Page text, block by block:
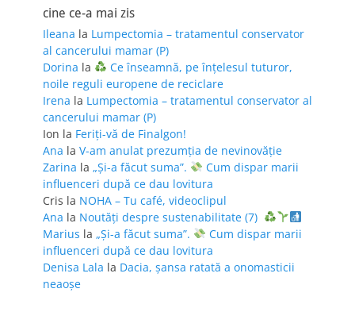
cine ce-a mai zis
Ileana la Lumpectomia – tratamentul conservator
al cancerului mamar (P)
Dorina la
Ce înseamnă, pe înțelesul tuturor,
noile reguli europene de reciclare
Irena la Lumpectomia – tratamentul conservator al
cancerului mamar (P)
Ion la Feriţi-vă de Finalgon!
Ana la V-am anulat prezumția de nevinovăție
Zarina la „Și-a făcut suma”.
Cum dispar marii
influenceri după ce dau lovitura
Cris la NOHA – Tu café, videoclipul
Ana la Noutăți despre sustenabilitate (7)
Marius la „Și-a făcut suma”.
Cum dispar marii
influenceri după ce dau lovitura
Denisa Lala la Dacia, șansa ratată a onomasticii
neaoșe